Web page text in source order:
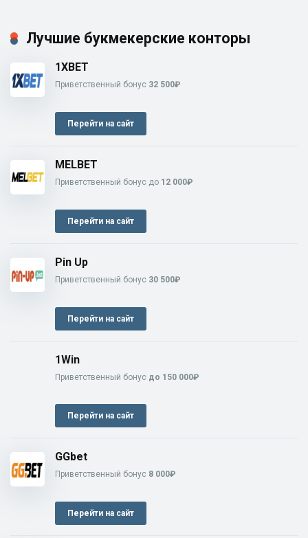
Лучшие букмекерские конторы
1XBET
Приветственный бонус 32 500₽
Перейти на сайт
MELBET
Приветственный бонус до 12 000₽
Перейти на сайт
Pin Up
Приветственный бонус 30 500₽
Перейти на сайт
1Win
Приветственный бонус до 150 000₽
Перейти на сайт
GGbet
Приветственный бонус 8 000₽
Перейти на сайт